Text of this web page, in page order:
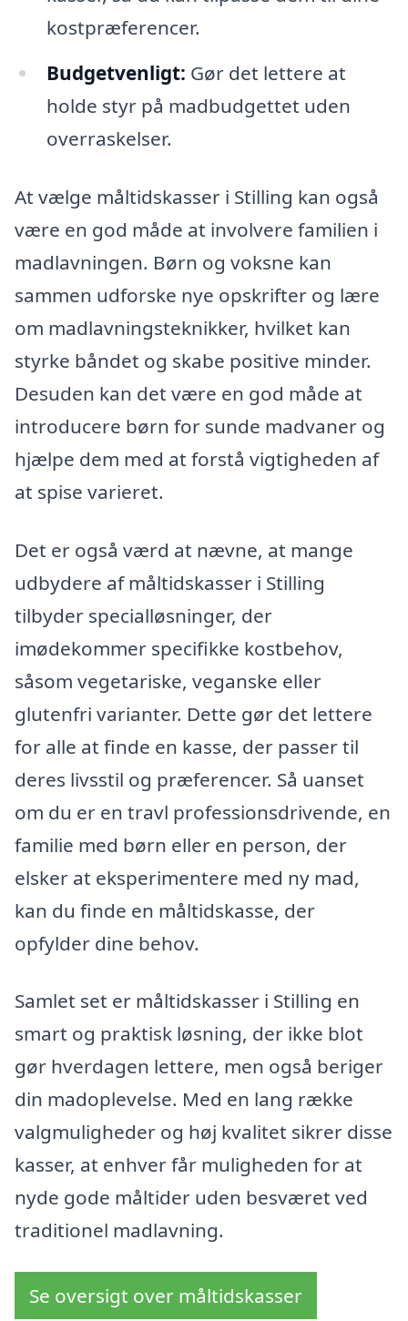
kostpræferencer.
Budgetvenligt: Gør det lettere at
holde styr på madbudgettet uden
overraskelser.
At vælge måltidskasser i Stilling kan også
være en god måde at involvere familien i
madlavningen. Børn og voksne kan
sammen udforske nye opskrifter og lære
om madlavningsteknikker, hvilket kan
styrke båndet og skabe positive minder.
Desuden kan det være en god måde at
introducere børn for sunde madvaner og
hjælpe dem med at forstå vigtigheden af
at spise varieret.
Det er også værd at nævne, at mange
udbydere af måltidskasser i Stilling
tilbyder specialløsninger, der
imødekommer specifikke kostbehov,
såsom vegetariske, veganske eller
glutenfri varianter. Dette gør det lettere
for alle at finde en kasse, der passer til
deres livsstil og præferencer. Så uanset
om du er en travl professionsdrivende, en
familie med børn eller en person, der
elsker at eksperimentere med ny mad,
kan du finde en måltidskasse, der
opfylder dine behov.
Samlet set er måltidskasser i Stilling en
smart og praktisk løsning, der ikke blot
gør hverdagen lettere, men også beriger
din madoplevelse. Med en lang række
valgmuligheder og høj kvalitet sikrer disse
kasser, at enhver får muligheden for at
nyde gode måltider uden besværet ved
traditionel madlavning.
Se oversigt over måltidskasser